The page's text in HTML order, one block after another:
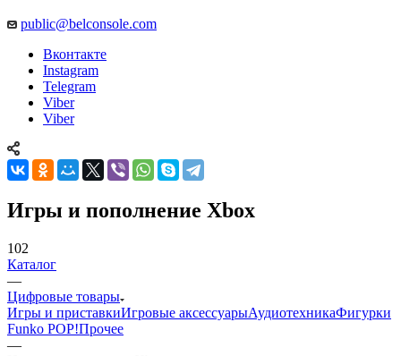
public@belconsole.com
Вконтакте
Instagram
Telegram
Viber
Viber
Игры и пополнение Xbox
102
Каталог
—
Цифровые товары
Игры и приставкиИгровые аксессуарыАудиотехникаФигурки
Funko POP!Прочее
—